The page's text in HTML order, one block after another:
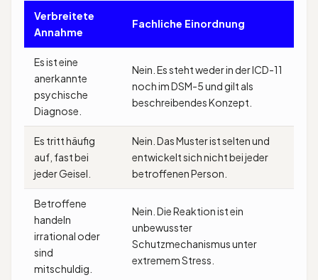
Verbreitete
Annahme
Fachliche Einordnung
Es ist eine
anerkannte
psychische
Diagnose.
Nein. Es steht weder in der ICD-11
noch im DSM-5 und gilt als
beschreibendes Konzept.
Es tritt häufig
auf, fast bei
jeder Geisel.
Nein. Das Muster ist selten und
entwickelt sich nicht bei jeder
betroffenen Person.
Betroffene
handeln
irrational oder
sind
mitschuldig.
Nein. Die Reaktion ist ein
unbewusster
Schutzmechanismus unter
extremem Stress.